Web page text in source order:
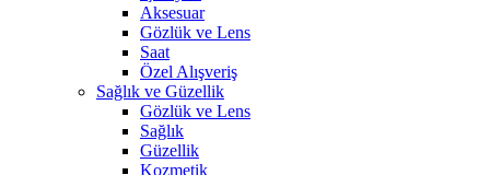
Aksesuar
Gözlük ve Lens
Saat
Özel Alışveriş
Sağlık ve Güzellik
Gözlük ve Lens
Sağlık
Güzellik
Kozmetik